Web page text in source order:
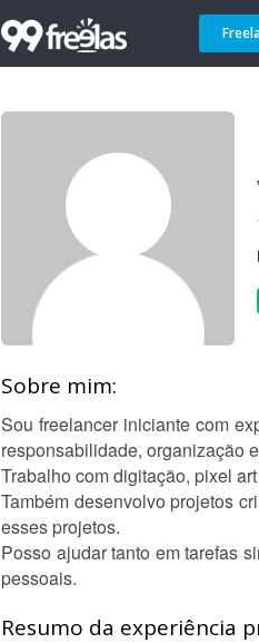
Sobre mim:
Sou freelancer iniciante com
responsabilidade, organização
Trabalho com digitação, pixel
Também desenvolvo projetos
esses projetos.
Posso ajudar tanto em tarefas
pessoais.
Resumo da experiência